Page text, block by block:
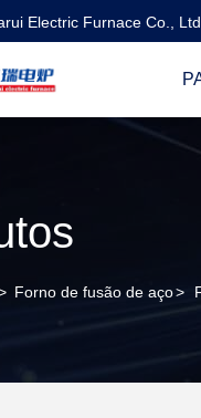
Electric Furnace Co., Ltd.
Forno de fusão de aço>